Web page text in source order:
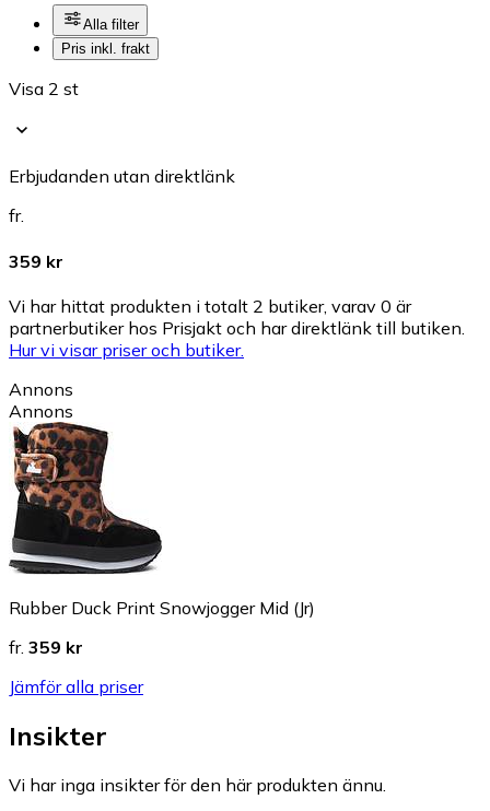
Alla filter
Pris inkl. frakt
Visa 2 st
Erbjudanden utan direktlänk
fr.
359 kr
Vi har hittat produkten i totalt 2 butiker, varav 0 är
partnerbutiker hos Prisjakt och har direktlänk till butiken.
Hur vi visar priser och butiker.
Annons
Annons
Rubber Duck Print Snowjogger Mid (Jr)
fr. 359 kr
Jämför alla priser
Insikter
Vi har inga insikter för den här produkten ännu.